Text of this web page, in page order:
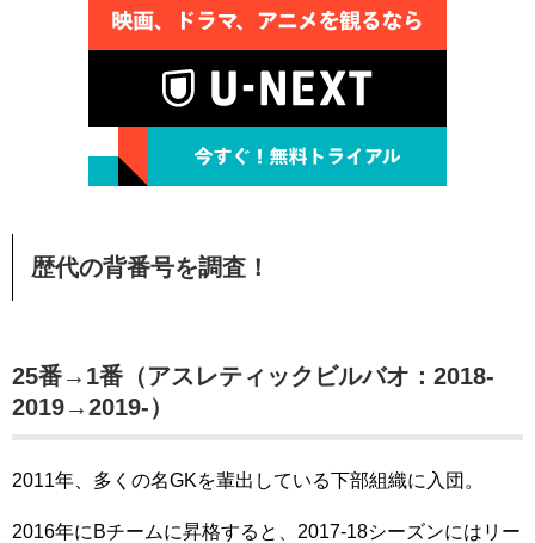
歴代の背番号を調査！
25番→1番（アスレティックビルバオ：2018-
2019→2019-）
2011年、多くの名GKを輩出している下部組織に入団。
2016年にBチームに昇格すると、2017-18シーズンにはリー